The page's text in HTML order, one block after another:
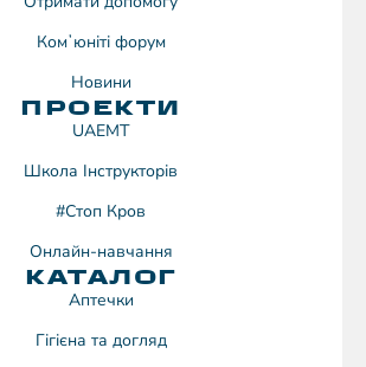
Комʼюніті форум
Новини
ПРОЕКТИ
UAEMT
Школа Інструкторів
#Стоп Кров
Онлайн-навчання
КАТАЛОГ
Аптечки
Гігієна та догляд